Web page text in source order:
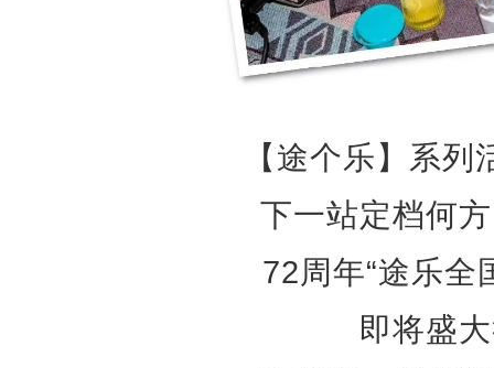
【途个乐】系
下一站定档何
72周年“途乐全
即将盛